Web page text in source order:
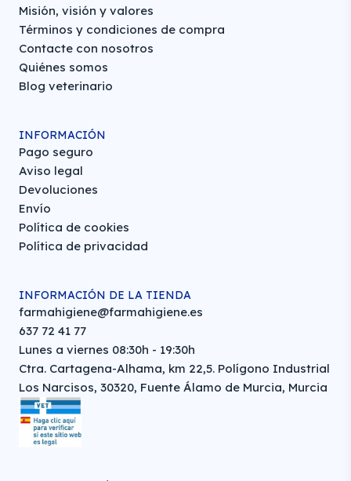
Misión, visión y valores
Términos y condiciones de compra
Contacte con nosotros
Quiénes somos
Blog veterinario
INFORMACIÓN
Pago seguro
Aviso legal
Devoluciones
Envío
Política de cookies
Política de privacidad
INFORMACIÓN DE LA TIENDA
farmahigiene@farmahigiene.es
637 72 41 77
Lunes a viernes 08:30h - 19:30h
Ctra. Cartagena-Alhama, km 22,5. Polígono Industrial
Los Narcisos, 30320, Fuente Álamo de Murcia, Murcia